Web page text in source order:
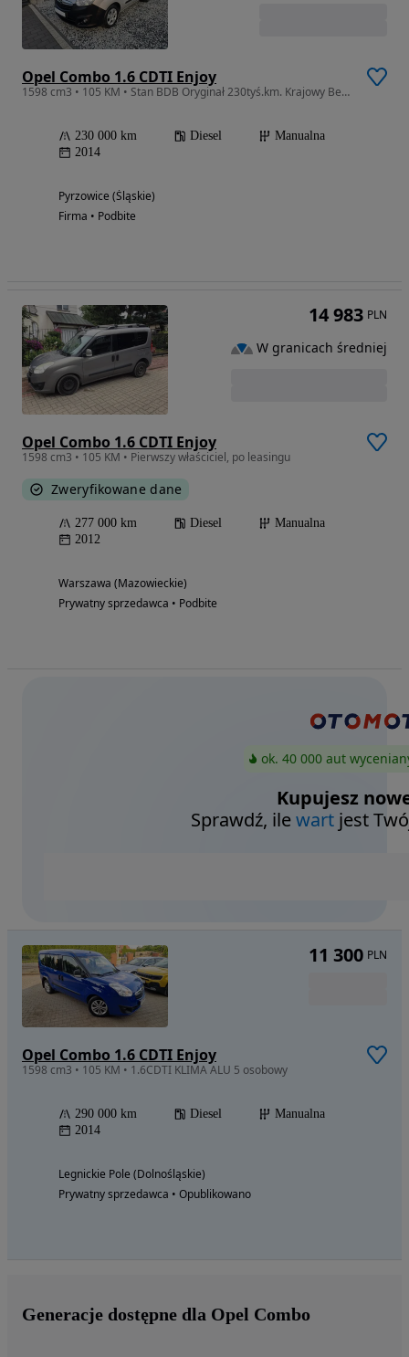
Opel Combo 1.6 CDTI Enjoy
1598 cm3 • 105 KM • Stan BDB Oryginał 230tyś.km. Krajowy Bezwypadkowy 1.6 105km 6-biegów
230 000 km Diesel
Manualna
2014
Pyrzowice (Śląskie)
Firma • Podbite
Opel Combo 1.6 CDTI Enjoy
1598 cm3 • 105 KM • Pierwszy właściciel, po leasingu
Zweryfikowane dane
277 000 km Diesel
Manualna
2012
Warszawa (Mazowieckie)
Prywatny sprzedawca • Podbite
14 983 PLN
W granicach średniej
ok. 40 000 aut
Kupujesz
Sprawdź, ilewart jest
Opel Combo 1.6 CDTI Enjoy
1598 cm3 • 105 KM • 1.6CDTI KLIMA ALU 5 osobowy
290 000 km Diesel
Manualna
2014
Legnickie Pole (Dolnośląskie)
Prywatny sprzedawca • Opublikowano
11 300 PLN
Generacje dostępne dla Opel Combo